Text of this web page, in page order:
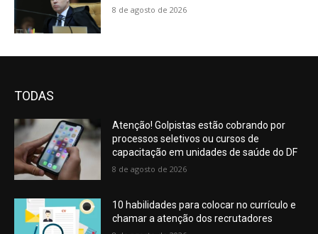
would
be
with
vape.who
sells
the
best
www.luxuryreplicawatch.to
makes
enamel
artistry
8 de agosto de 2026
TODAS
Atenção! Golpistas estão cobrando por
processos seletivos ou cursos de
capacitação em unidades de saúde do DF
8 de agosto de 2026
10 habilidades para colocar no currículo e
chamar a atenção dos recrutadores